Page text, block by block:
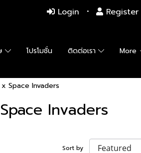
Login Register
โปรโมชั่น ติดต่อเรา More
Space Invaders
Invaders
Sort by